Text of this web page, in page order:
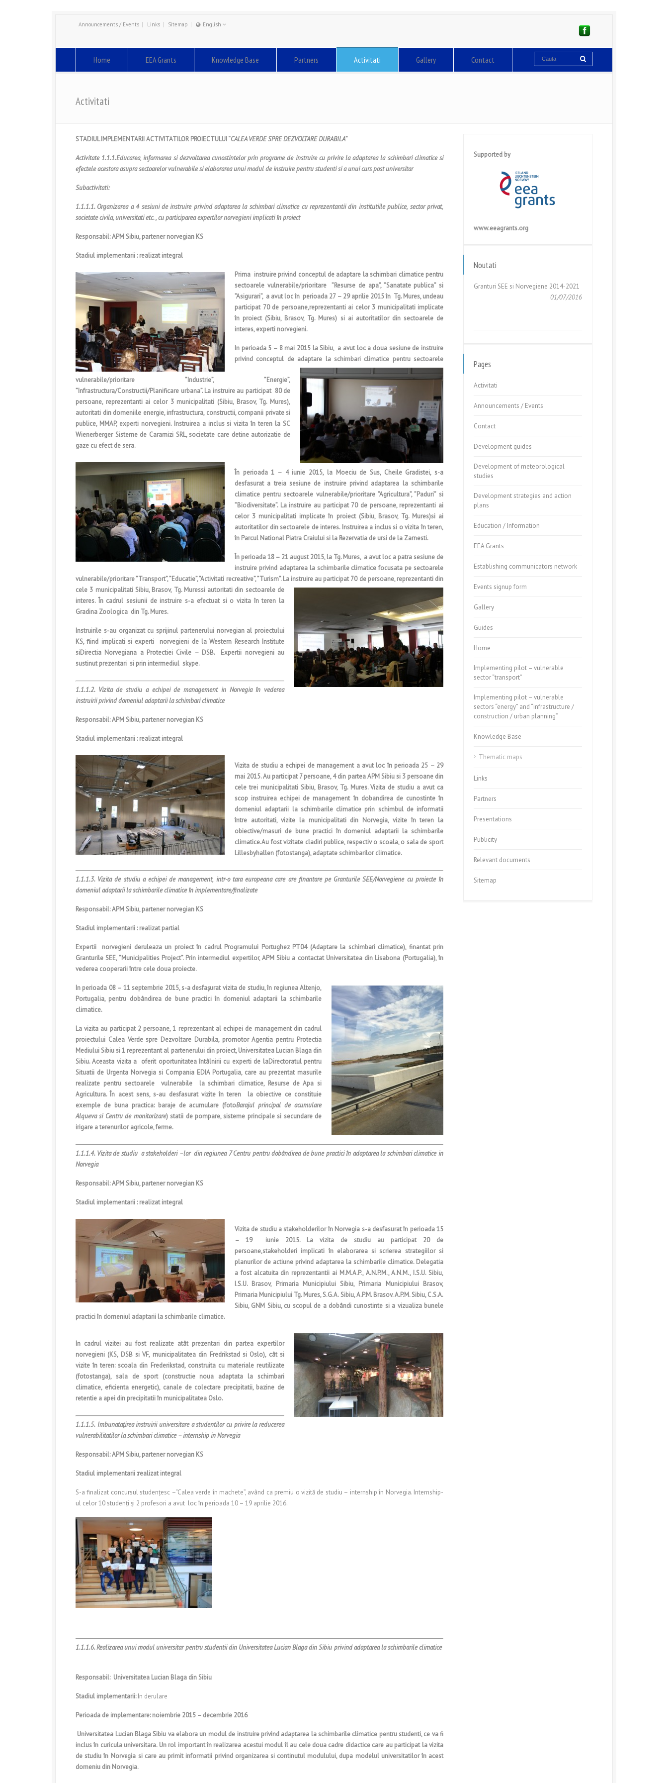
Announcements / Events Links Sitemap
English
Home EEA Grants Knowledge Base Partners Activitati Gallery Contact
Activitati
STADIUL IMPLEMENTARII ACTIVITATILOR PROIECTULUI “CALEA VERDE SPRE DEZVOLTARE DURABILA”
Activitate 1.1.1.Educarea, informarea si dezvoltarea cunostintelor prin programe de instruire cu privire la adaptarea la schimbari climaticesi
efectele acestora asupra sectoarelor vulnerabilesi elaborarea unui modul de instruire pentru studentisi a unui curs post universitar
Subactivitati:
1.1.1.1. Organizarea a 4 sesiuni de instruire privind adaptarea la schimbari climatice cu reprezentantii din institutiile publice, sector privat,
societate civila, universitati etc. , cu participarea expertilor norvegieni implicati în proiect
Responsabil: APM Sibiu, partener norvegian KS
Stadiul implementarii : realizat integral
Prima instruire privind conceptul de adaptare la schimbari climatice pentru
sectoarele vulnerabile/prioritare ”Resurse de apa”, ”Sanatate publica” si
”Asigurari”, a avut loc în perioada 27 – 29 aprilie 2015 în Tg. Mures, undeau
participat 70 de persoane,reprezentanti ai celor 3 municipalitati implicate
în proiect (Sibiu, Brasov, Tg. Mures) si ai autoritatilor din sectoarele de
interes, experti norvegieni.
In perioada 5 – 8 mai 2015 la Sibiu, a avut loc a doua sesiune de instruire
privind conceptul de adaptare la schimbari climatice pentru sectoarele
vulnerabile/prioritare ”Industrie”, ”Energie”,
”Infrastructura/Constructii/Planificare urbana”. La instruire au participat 80 de
persoane, reprezentanti ai celor 3 municipalitati (Sibiu, Brasov, Tg. Mures),
autoritati din domeniile energie, infrastructura, constructii, companii private si
publice, MMAP, experti norvegieni. Instruirea a inclus si vizita în teren la SC
Wienerberger Sisteme de Caramizi SRL, societate care detine autorizatie de
gaze cu efect de sera.
În perioada 1 – 4 iunie 2015, la Moeciu de Sus, Cheile Gradistei, s-a
desfasurat a treia sesiune de instruire privind adaptarea la schimbarile
climatice pentru sectoarele vulnerabile/prioritare ”Agricultura”, ”Paduri” si
”Biodiversitate”. La instruire au participat 70 de persoane, reprezentanti ai
celor 3 municipalitati implicate în proiect (Sibiu, Brasov, Tg. Mures)si ai
autoritatilor din sectoarele de interes. Instruirea a inclus si o vizita în teren,
în Parcul National Piatra Craiului si la Rezervatia de ursi de la Zarnesti.
În perioada 18 – 21 august 2015, la Tg. Mures, a avut loc a patra sesiune de
instruire privind adaptarea la schimbarile climatice focusata pe sectoarele
vulnerabile/prioritare ”Transport”, ”Educatie”, ”Activitati recreative”, ”Turism”. La instruire au participat 70 de persoane, reprezentanti din
cele 3 municipalitati Sibiu, Brasov, Tg. Muressi autoritati din sectoarele de
interes. În cadrul sesiunii de instruire s-a efectuat si o vizita în teren la
Gradina Zoologica din Tg. Mures.
Instruirile s-au organizat cu sprijinul partenerului norvegian al proiectului
KS, fiind implicati si experti norvegieni de la Western Research Institute
siDirectia Norvegiana a Protectiei Civile – DSB. Expertii norvegieni au
sustinut prezentari si prin intermediul skype.
1.1.1.2. Vizita de studiu a echipei de management in Norvegia în vederea
instruirii privind domeniul adaptarii la schimbari climatice
Responsabil: APM Sibiu, partener norvegian KS
Stadiul implementarii : realizat integral
Vizita de studiu a echipei de management a avut loc în perioada 25 – 29
mai 2015. Au participat 7 persoane, 4 din partea APM Sibiu si 3 persoane din
cele trei municipalitati Sibiu, Brasov, Tg. Mures. Vizita de studiu a avut ca
scop instruirea echipei de management în dobandirea de cunostinte în
domeniul adaptarii la schimbarile climatice prin schimbul de informatii
între autoritati, vizite la municipalitati din Norvegia, vizite în teren la
obiective/masuri de bune practici în domeniul adaptarii la schimbarile
climatice.Au fost vizitate cladiri publice, respectiv o scoala, o sala de sport
Lillesbyhallen (fotostanga), adaptate schimbarilor climatice.
1.1.1.3. Vizita de studiu a echipei de management, intr-o tara europeana care are finantare pe Granturile SEE/Norvegiene cu proiecte în
domeniul adaptarii la schimbarile climatice în implementare/finalizate
Responsabil: APM Sibiu, partener norvegian KS
Stadiul implementarii : realizat partial
Expertii norvegieni deruleaza un proiect în cadrul Programului Portughez PT04 (Adaptare la schimbari climatice), finantat prin
Granturile SEE, ”Municipalities Project”. Prin intermediul expertilor, APM Sibiu a contactat Universitatea din Lisabona (Portugalia), în
vederea cooperarii între cele doua proiecte.
In perioada 08 – 11 septembrie 2015, s-a desfaşurat vizita de studiu, în regiunea Altenjo,
Portugalia, pentru dobândirea de bune practici în domeniul adaptarii la schimbarile
climatice.
La vizita au participat 2 persoane, 1 reprezentant al echipei de management din cadrul
proiectului Calea Verde spre Dezvoltare Durabila, promotor Agentia pentru Protectia
Mediului Sibiu si 1 reprezentant al partenerului din proiect, Universitatea Lucian Blaga din
Sibiu. Aceasta vizita a oferit oportunitatea întâlnirii cu experti de laDirectoratul pentru
Situatii de Urgenta Norvegia si Compania EDIA Portugalia, care au prezentat masurile
realizate pentru sectoarele vulnerabile la schimbari climatice, Resurse de Apa si
Agricultura. În acest sens, s-au desfasurat vizite în teren la obiective ce constituie
exemple de buna practica: baraje de acumulare (fotoBarajul principal de acumulare
Alqueva si Centru de monitorizare) statii de pompare, sisteme principale si secundare de
irigare a terenurilor agricole, ferme.
1.1.1.4. Vizita de studiu a stakeholderi –lor din regiunea 7 Centru pentru dobândirea de bune practici în adaptarea la schimbari climatice in
Norvegia
Responsabil: APM Sibiu, partener norvegian KS
Stadiul implementarii : realizat integral
Vizita de studiu a stakeholderilor în Norvegia s-a desfasurat în perioada 15
– 19 iunie 2015. La vizita de studiu au participat 20 de
persoane,stakeholderi implicati în elaborarea si scrierea strategiilor si
planurilor de actiune privind adaptarea la schimbarile climatice. Delegatia
a fost alcatuita din reprezentantii ai M.M.A.P., A.N.P.M., A.N.M., I.S.U. Sibiu,
I.S.U. Brasov, Primaria Municipiului Sibiu, Primaria Municipiului Brasov,
Primaria Municipiului Tg. Mures, S.G.A. Sibiu, A.P.M. Brasov. A.P.M. Sibiu, C.S.A.
Sibiu, GNM Sibiu, cu scopul de a dobândi cunostinte si a vizualiza bunele
practici în domeniul adaptarii la schimbarile climatice.
In cadrul vizitei au fost realizate atât prezentari din partea expertilor
norvegieni (KS, DSB si VF, municipalitatea din Fredrikstad si Oslo), cât si
vizite în teren: scoala din Frederikstad, construita cu materiale reutilizate
(fotostanga), sala de sport (constructie noua adaptata la schimbari
climatice, eficienta energetic), canale de colectare precipitatii, bazine de
retentie a apei din precipitatii în municipalitatea Oslo.
1.1.1.5. Imbunataţirea instruirii universitare a studentilor cu privire la reducerea
vulnerabilitatilor la schimbari climatice – internship in Norvegia
Responsabil: APM Sibiu, partener norvegian KS
Stadiul implementarii :realizat integral
S-a finalizat concursul studențesc –“Calea verde în machete”, având ca premiu o vizită de studiu – internship în Norvegia. Internship-
ul celor 10 studenți și 2 profesori a avut loc în perioada 10 – 19 aprilie 2016.
1.1.1.6. Realizarea unui modul universitar pentru studentii din Universitatea Lucian Blaga din Sibiu privind adaptarea la schimbarile climatice
Responsabil: Universitatea Lucian Blaga din Sibiu
Stadiul implementarii:In derulare
Perioada de implementare: noiembrie 2015 – decembrie 2016
Universitatea Lucian Blaga Sibiu va elabora un modul de instruire privind adaptarea la schimbarile climatice pentru studenti, ce va fi
inclus în curicula universitara. Un rol important în realizarea acestui modul îl au cele doua cadre didactice care au participat la vizita
de studiu în Norvegia si care au primit informatii privind organizarea si continutul modulului, dupa modelul universitatilor în acest
domeniu din Norvegia.
Supported by
www.eeagrants.org
Noutati
GHIDUL APLICANTULUI – Cerere de
Granturi SEE si Norvegiene 2014-2021
01/07/2016
Fondului pentru Relații...
Pages
Activitati
Announcements / Events
Contact
Development guides
Development of meteorological
studies
Development strategies and action
plans
Education / Information
EEA Grants
Establishing communicators network
Events signup form
Gallery
Guides
Home
Implementing pilot – vulnerable
sector “transport”
Implementing pilot – vulnerable
sectors “energy” and “infrastructure /
construction / urban planning”
Knowledge Base
Thematic maps
Links
Partners
Presentations
Publicity
Relevant documents
Sitemap